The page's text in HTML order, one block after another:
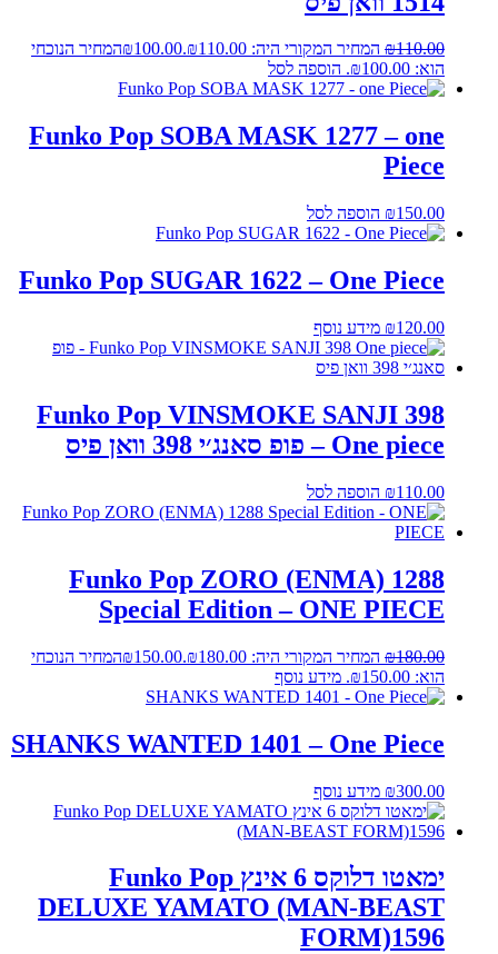
₪110.00 המחיר המקורי היה: ₪110.00. ₪100.00
המחיר הנוכחי
הוא: ₪100.00.
הוספה לסל
Funko Pop SOBA MASK 1277 – one
Piece
₪150.00 הוספה לסל
Funko Pop SUGAR 1622 – One Piece
₪120.00 מידע נוסף
Funko Pop VINSMOKE SANJI 398
One piece – פופ סאנג׳י 398 וואן פיס
₪110.00 הוספה לסל
Funko Pop ZORO (ENMA) 1288
Special Edition – ONE PIECE
₪180.00 המחיר המקורי היה: ₪180.00. ₪150.00
המחיר הנוכחי
הוא: ₪150.00.
מידע נוסף
SHANKS WANTED 1401 – One Piece
₪300.00 מידע נוסף
ימאטו דלוקס 6 אינץ Funko Pop
DELUXE YAMATO (MAN-BEAST
FORM)1596